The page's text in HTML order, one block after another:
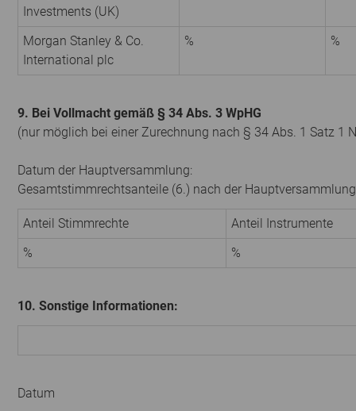
Investments (UK)
Morgan Stanley & Co.
International plc
% %
9. Bei Vollmacht gemäß § 34 Abs. 3 WpHG
(nur möglich bei einer Zurechnung nach § 34 Abs. 1 Satz 1
Datum der Hauptversammlung:
Gesamtstimmrechtsanteile (6.) nach der
Anteil Stimmrechte
Anteil Instrumente
%
%
10. Sonstige Informationen:
Datum